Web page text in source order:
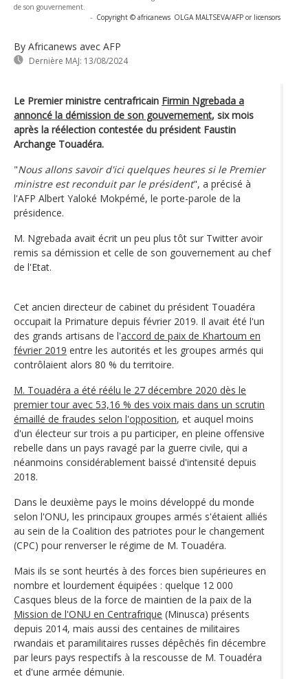
de son gouvernement.
- Copyright © africanews OLGA MALTSEVA/AFP or licensors
By Africanews avec AFP
Dernière MAJ: 13/08/2024
Le Premier ministre centrafricain Firmin Ngrebada a
annoncé la démission de son gouvernement, six mois
après la réélection contestée du président Faustin
Archange Touadéra.
"Nous allons savoir d'ici quelques heures si le Premier
ministre est reconduit par le président", a précisé à
l'AFP Albert Yaloké Mokpémé, le porte-parole de la
présidence.
M. Ngrebada avait écrit un peu plus tôt sur Twitter avoir
remis sa démission et celle de son gouvernement au chef
de l'Etat.
Cet ancien directeur de cabinet du président Touadéra
occupait la Primature depuis février 2019. Il avait été l'un
des grands artisans de l'accord de paix de Khartoum en
février 2019 entre les autorités et les groupes armés qui
contrôlaient alors 80 % du territoire.
M. Touadéra a été réélu le 27 décembre 2020 dès le
premier tour avec 53,16 % des voix mais dans un scrutin
émaillé de fraudes selon l'opposition, et auquel moins
d'un électeur sur trois a pu participer, en pleine offensive
rebelle dans un pays ravagé par la guerre civile, qui a
néanmoins considérablement baissé d'intensité depuis
2018.
Dans le deuxième pays le moins développé du monde
selon l'ONU, les principaux groupes armés s'étaient alliés
au sein de la Coalition des patriotes pour le changement
(CPC) pour renverser le régime de M. Touadéra.
Mais ils se sont heurtés à des forces bien supérieures en
nombre et lourdement équipées : quelque 12 000
Casques bleus de la force de maintien de la paix de la
Mission de l'ONU en Centrafrique (Minusca) présents
depuis 2014, mais aussi des centaines de militaires
rwandais et paramilitaires russes dépêchés fin décembre
par leurs pays respectifs à la rescousse de M. Touadéra
et d'une armée démunie.